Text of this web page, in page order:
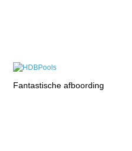
Fantastische afboording